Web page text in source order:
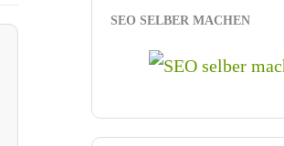
SEO SELBER MACHEN